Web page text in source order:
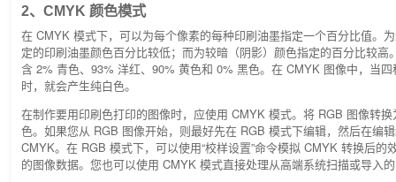
2、CMYK 颜色模式
在 CMYK 模式下，可以为每个像素的每种印刷油墨指定一个百分比值。
定的印刷油墨颜色百分比较低；而为较暗（阴影）颜色指定的百分比较高
含 2% 青色、93% 洋红、90% 黄色和 0% 黑色。在 CMYK 图像中，当
时，就会产生纯白色。
在制作要用印刷色打印的图像时，应使用 CMYK 模式。将 RGB 图像转
色。如果您从 RGB 图像开始，则最好先在 RGB 模式下编辑，然后在编
CMYK。在 RGB 模式下，可以使用“校样设置”命令模拟 CMYK 转换后的
的图像数据。您也可以使用 CMYK 模式直接处理从高端系统扫描或导入